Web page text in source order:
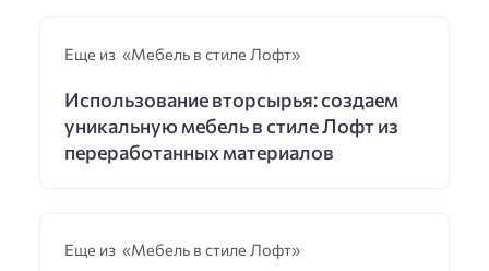
Еще из «Мебель в стиле Лофт»
Использование вторсырья: создаем
уникальную мебель в стиле Лофт из
переработанных материалов
Еще из «Мебель в стиле Лофт»